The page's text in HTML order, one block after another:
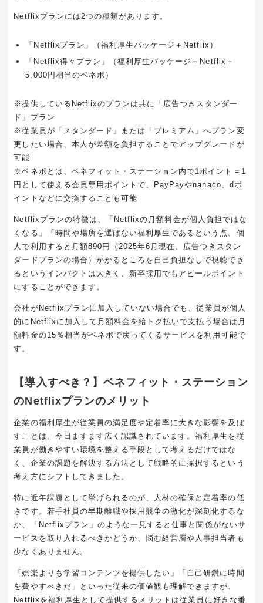
Netflixプランには2つの種類があります。
「Netflixプラン」（福利厚生パッケージ＋Netflix）
「Netflix得々プラン」（福利厚生パッケージ＋Netflix＋
5,000円相当のベネポ）
※提供しているNetflixのプランは共に「広告つきスタンダー
ド」プラン
※従業員が「スタンダード」または「プレミアム」へプラン変
更したい場合、本人が差額を負担することでアップグレードが
可能
※ベネポとは、ベネフィット・ステーション内で1ポイント＝1
円として使える会員専用ポイントで、PayPayやnanaco、dポ
イントなどに交換することも可能
Netflixプランの特徴は、「Netflixの月額料金が個人負担ではな
くなる」「時間や場所を選ばない福利厚生であるという点。個
人で利用すると月額890円（2025年6月現在、広告つきスタン
ダードプランの場合）かかるところを自己負担なしで視聴でき
るというインパクトは大きく、新卒採用でもアピールポイント
にすることができます。
会社がNetflixプランに加入していない場合でも、従業員が個人
的にNetflixに加入して月額料金を給トク払いで支払う場合は月
額料金の15％相当がベネポで戻ってくるサービスを利用可能で
す。
【導入すべき？】ベネフィット・ステーション
のNetflixプランのメリット
企業の福利厚生が従業員の満足度や定着率に大きな影響を及ぼ
すことは、今日ますます広く認識されています。福利厚生を従
業員が働きやすい環境を整える手段として考えるだけではな
く、企業の課題を解決する方法として戦略的に採択するという
考え方にシフトしてきました。
特に近年課題として挙げられるのが、人材の確保と定着率の低
さです。若手社員の早期離職や採用競争の激化が深刻化するな
か、「Netflixプラン」のような一見すると仕事と関係がないサ
ービスを取り入れるべきかどうか、悩む経営層や人事担当者も
少なくありません。
「娯楽よりも学習コンテンツを提供したい」「自己研鑽に時間
を費やすべきだ」といった従来の価値観も理解できますが、
Netflixを福利厚生として提供するメリットは従業員に好きな番